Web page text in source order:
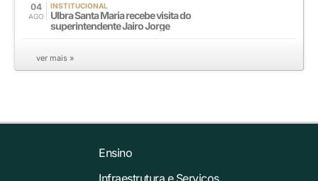
04
AGO
INSTITUCIONAL
Ulbra Santa Maria recebe visita do
superintendente Jairo Jorge
ver mais »
Ensino
Infraestrutura e Serviços